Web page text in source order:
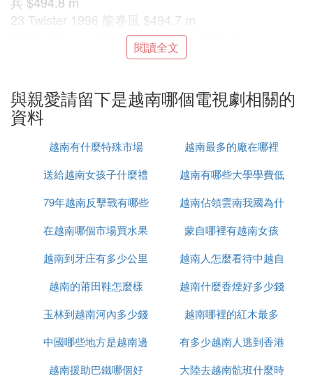
23 Twister 1996 龍卷風 $494.7 m
24 Toy Story 2 1999 玩具總動員II $485.7 m
25 Shrek 2001 史瑞克 $481.5 m
m
27 Jaws 1975 大白鯊 $470.6 m
28 Mission: Impossible 1996 碟中諜 $467.0 m
29 Pretty Woman 1990 漂亮女人 $463.4 m
31 Gladiator 2000 角鬥士 $456.2 m
32 Pearl Harbor 2001 珍珠港 $450.5 m
33 Tarzan 1999 泰山 $435.3 m
34 The Mummy Returns 2001 木乃伊回歸 $430.0 m
36 Dances With Wolves 1990 與狼共舞 $424.2 m
37 Mrs. Doubtfire 1993 窈窕奶爸 $423.2 m
39 Batman 1989 蝙蝠俠 $413.2 m
40 Rain Man 1988 雨人 $412.8 m
41 The Bodyguard 1992 保鏢 $410.9 m
42 Gone With the Wind 1939 亂世佳人 $390.6 m
閱讀全文
與親愛請留下是越南哪個電視劇相關的
資料
越南有什麼特殊市場
越南最多的廠在哪裡
送給越南女孩子什麼禮
物
越南有哪些大學學費低
79年越南反擊戰有哪些
人
越南佔領雲南我國為什
麼未先進攻
在越南哪個市場買水果
最便宜
蒙自哪裡有越南女孩
越南到牙庄有多少公里
越南人怎麼看待中越自
衛戰
越南的莆田鞋怎麼樣
越南什麼香煙好多少錢
玉林到越南河內多少錢
越南哪裡的紅木最多
中國哪些地方是越南邊
境
有多少越南人逃到香港
越南援助巴鐵哪個好
大陸去越南骯班什麼時